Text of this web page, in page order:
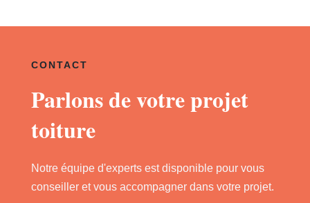
CONTACT
Parlons de votre projet
toiture
Notre équipe d'experts est disponible pour vous
conseiller et vous accompagner dans votre projet.